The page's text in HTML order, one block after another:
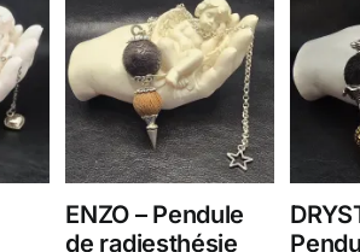
ENZO – Pendule
de radiesthésie